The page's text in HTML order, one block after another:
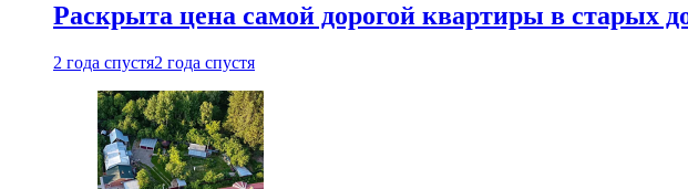
Раскрыта цена самой дорогой квартиры в старых
2 года спустя2 года спустя